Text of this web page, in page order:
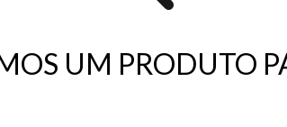
UM PRODUTO